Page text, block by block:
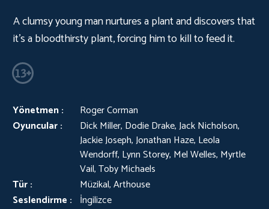
A clumsy young man nurtures a plant and discovers that
it's a bloodthirsty plant, forcing him to kill to feed it.
Yönetmen :
Roger Corman
Oyuncular :
Dick Miller, Dodie Drake, Jack Nicholson,
Jackie Joseph, Jonathan Haze, Leola
Wendorff, Lynn Storey, Mel Welles, Myrtle
Vail, Toby Michaels
Tür :
Müzikal, Arthouse
Seslendirme : İngilizce